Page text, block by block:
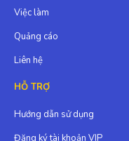
Việc làm
Quảng cáo
Liên hệ
HỖ TRỢ
Hướng dẫn sử dụng
Đăng ký tài khoản VIP